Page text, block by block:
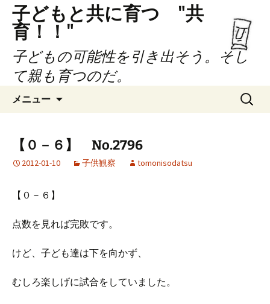
子どもと共に育つ "共
育！！"
子どもの可能性を引き出そう。そし
て親も育つのだ。
メニュー
ン
ツ
プ
検
索:
【０－６】 No.2796
2012-01-10 子供観察 tomonisodatsu
【０－６】
点数を見れば完敗です。
けど、子ども達は下を向かず、
むしろ楽しげに試合をしていました。